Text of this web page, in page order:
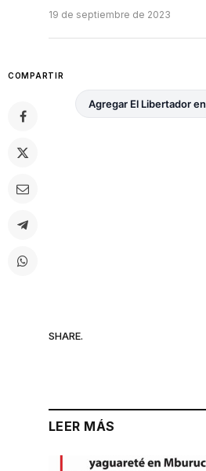
19 de septiembre de 2023
COMPARTIR
Agregar El Libertador en
SHARE.
LEER MÁS